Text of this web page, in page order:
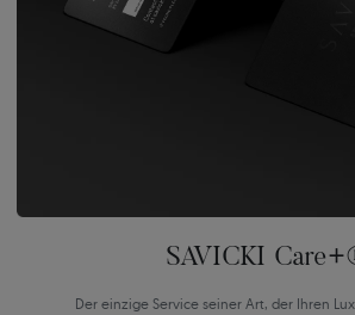
SAVICKI
Der einzige Service seiner Art, der Ihren